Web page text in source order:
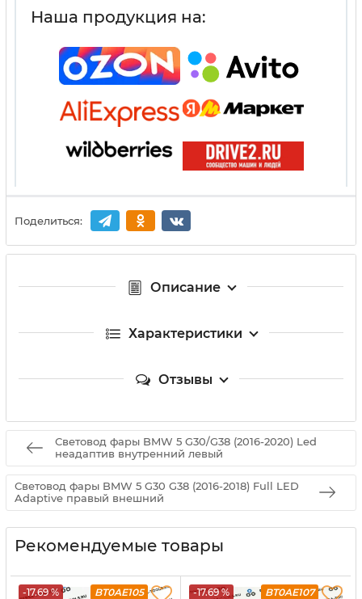
Наша продукция на:
Поделиться:
Описание
Характеристики
Отзывы
Световод фары BMW 5 G30/G38 (2016-2020) Led
неадаптив внутренний левый
Световод фары BMW 5 G30 G38 (2016-2018) Full LED
Adaptive правый внешний
Рекомендуемые товары
-17.69 % BT0AE105 -17.69 % BT0AE107